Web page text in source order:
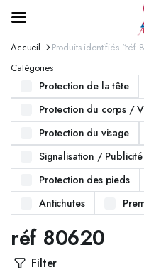
Accueil
Produits identifiés “réf
Catégories
Protection de la tête
Protection du corps /
Protection du visage
Signalisation / Publicité
Protection des pieds
Antichutes
réf 80620
Filter